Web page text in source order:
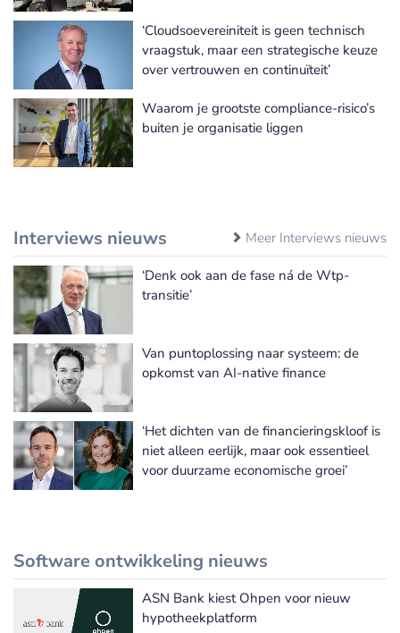
‘Cloudsoevereiniteit is geen technisch
vraagstuk, maar een strategische keuze
over vertrouwen en continuïteit’
Waarom je grootste compliance-risico’s
buiten je organisatie liggen
Interviews nieuws Meer Interviews nieuws
‘Denk ook aan de fase ná de Wtp-
transitie’
Van puntoplossing naar systeem: de
opkomst van AI-native finance
‘Het dichten van de financieringskloof is
niet alleen eerlijk, maar ook essentieel
voor duurzame economische groei’
Software ontwikkeling nieuws
Meer Software ontwikkeling nieuws
ASN Bank kiest Ohpen voor nieuw
hypotheekplatform